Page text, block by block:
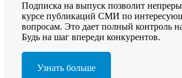
Подписка на выпуск позволит
курсе публикаций СМИ по
вопросам. Это дает полный контроль
Будь на шаг впереди конкурентов.
Узнать больше